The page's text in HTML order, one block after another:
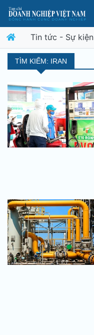
Tin tức - Sự kiện
TÌM KIẾM: IRAN